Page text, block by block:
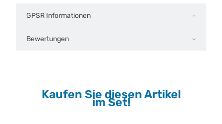
GPSR Informationen
Bewertungen
Kaufen Sie diesen Artikel
im Set!